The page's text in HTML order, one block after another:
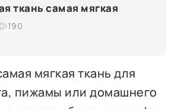
ткань самая мягкая
190
мягкая ткань для
пижамы или домашнего